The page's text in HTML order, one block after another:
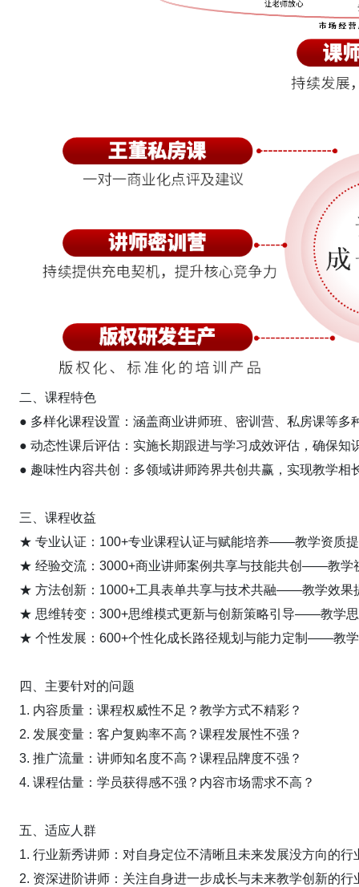
二、课程特色
● 多样化课程设置：涵盖商业讲师班、密训营、私房课等多
● 动态性课后评估：实施长期跟进与学习成效评估，确保知
● 趣味性内容共创：多领域讲师跨界共创共赢，实现教学相
三、课程收益
★ 专业认证：100+专业课程认证与赋能培养——教学资质
★ 经验交流：3000+商业讲师案例共享与技能共创——教学
★ 方法创新：1000+工具表单共享与技术共融——教学效果
★ 思维转变：300+思维模式更新与创新策略引导——教学
★ 个性发展：600+个性化成长路径规划与能力定制——教
四、主要针对的问题
1. 内容质量：课程权威性不足？教学方式不精彩？
2. 发展变量：客户复购率不高？课程发展性不强？
3. 推广流量：讲师知名度不高？课程品牌度不强？
4. 课程估量：学员获得感不强？内容市场需求不高？
五、适应人群
1. 行业新秀讲师：对自身定位不清晰且未来发展没方向的行
2. 资深进阶讲师：关注自身进一步成长与未来教学创新的行